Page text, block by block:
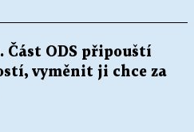
Část ODS připouští
vyměnit ji chce za